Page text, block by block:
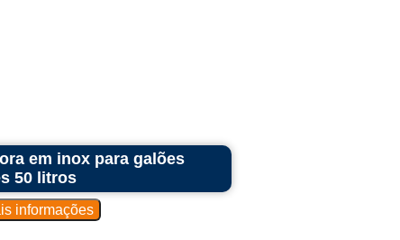
em inox para galões
50 litros